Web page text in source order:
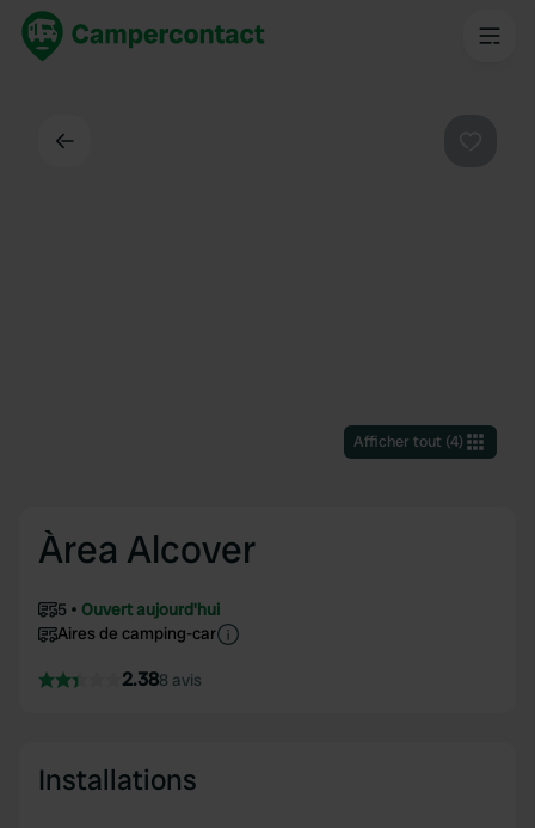
Afficher tout(4)
Àrea Alcover
5
Ouvert aujourd'hui
Aires de camping-car
2.388 avis
Installations